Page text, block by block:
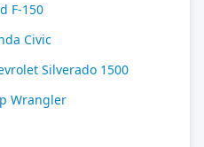
F-150
Civic
Silverado 1500
Wrangler